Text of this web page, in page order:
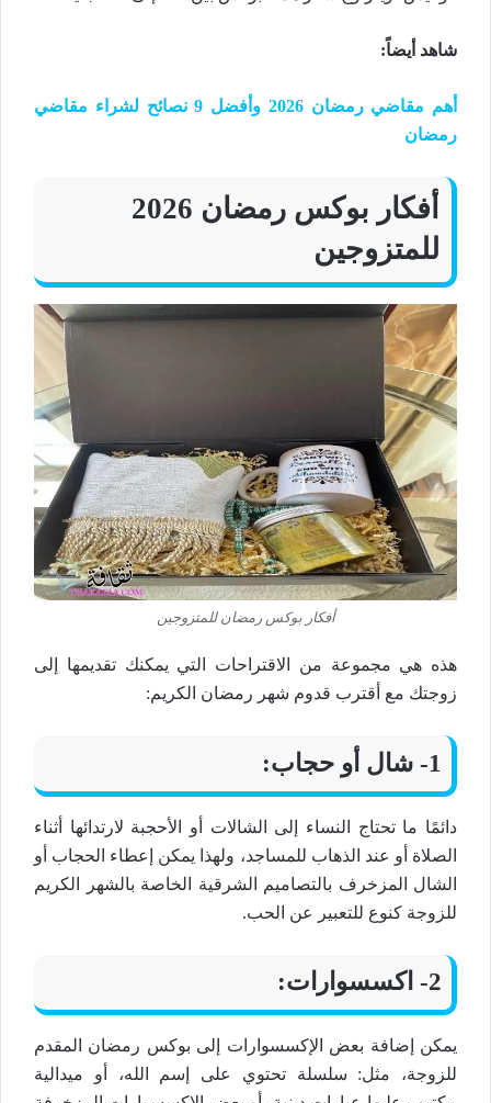
شاهد أيضاً:
أهم مقاضي رمضان 2026 وأفضل 9 نصائح لشراء مقاضي
رمضان
أفكار بوكس رمضان 2026
للمتزوجين
أفكار بوكس رمضان للمتزوجين
هذه هي مجموعة من الاقتراحات التي يمكنك تقديمها إلى
زوجتك مع أقترب قدوم شهر رمضان الكريم:
1- شال أو حجاب:
دائمًا ما تحتاج النساء إلى الشالات أو الأحجبة لارتدائها أثناء
الصلاة أو عند الذهاب للمساجد، ولهذا يمكن إعطاء الحجاب أو
الشال المزخرف بالتصاميم الشرقية الخاصة بالشهر الكريم
للزوجة كنوع للتعبير عن الحب.
2- اكسسوارات:
يمكن إضافة بعض الإكسسوارات إلى بوكس رمضان المقدم
للزوجة، مثل: سلسلة تحتوي على إسم الله، أو ميدالية